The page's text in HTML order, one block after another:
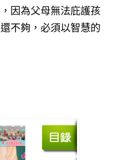
因為父母無法庇護孩
不夠，必須以智慧的